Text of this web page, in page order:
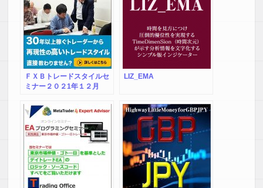
ＦＸＢトレードスタイルセ
ミナー２０２1年１２月
LIZ_EMA